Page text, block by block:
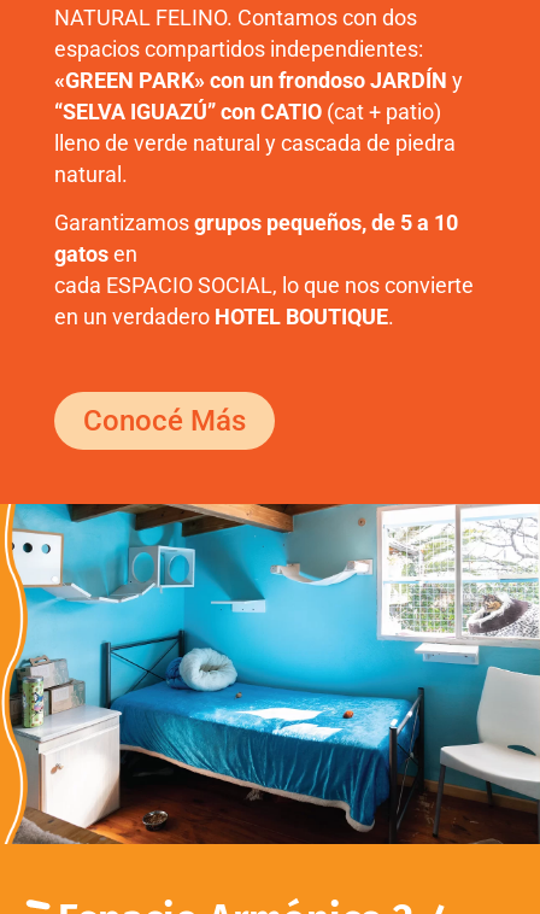
NATURAL FELINO. Contamos con dos
espacios compartidos independientes:
«GREEN PARK» con un frondoso JARDÍN y
“SELVA IGUAZÚ” con CATIO(cat + patio)
lleno de verde natural y cascada de piedra
natural.
Garantizamos grupos pequeños, de 5 a 10
gatosen
cada ESPACIO SOCIAL, lo que nos convierte
en un verdadero HOTEL BOUTIQUE.
Conocé Más